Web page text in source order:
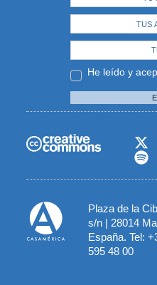
He leído y
Plaza de la
s/n | 28014
España. Tel:
595 48 00